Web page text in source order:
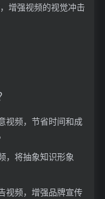
增强视频的视觉冲击
视频，节省时间和成
，将抽象知识形象
视频，增强品牌宣传